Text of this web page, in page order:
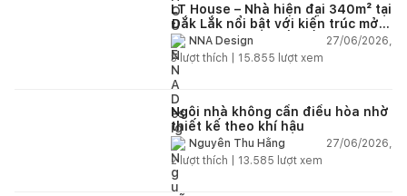
LT House – Nhà hiện đại 340m² tại
Đắk Lắk nổi bật với kiến trúc mở
và hệ sân vườn kết nối thiên
nhiên
NNA Design
27/06/2026,
3lượt thích | 15.855 lượt xem
Ngôi nhà không cần điều hòa nhờ
thiết kế theo khí hậu
Nguyễn Thu Hằng
27/06/2026,
2lượt thích | 13.585 lượt xem